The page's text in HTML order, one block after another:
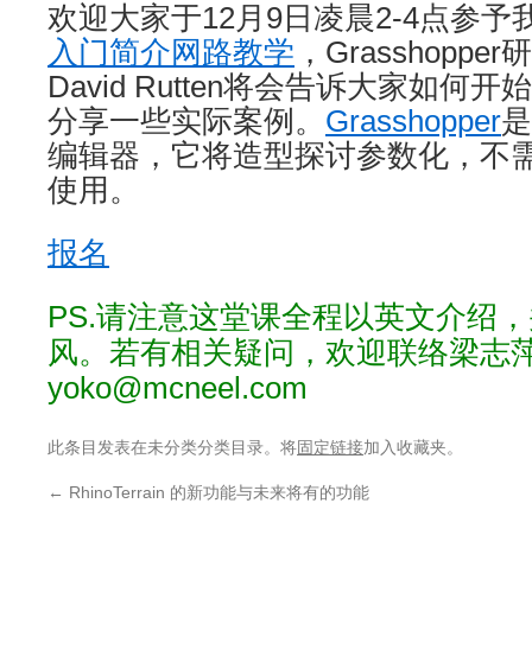
欢迎大家于12月9日凌晨2-4点参予
入门简介网路教学 ，Grasshopper
David Rutten将会告诉大家如何开
分享一些实际案例。 Grasshopper
编辑器，它将造型探讨参数化，不
使用。
报名
PS.请注意这堂课全程以英文介绍
风。若有相关疑问，欢迎联络梁志
yoko@mcneel.com
此条目发表在未分类分类目录。将固定链接加入收藏夹。
← RhinoTerrain 的新功能与未来将有的功能